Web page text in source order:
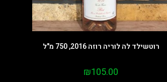
רוטשילד לה לוריה רוזה 2016, 750 מ"ל
₪105.00